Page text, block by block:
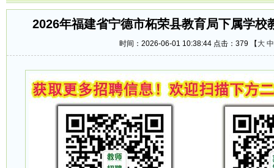
2026年福建省宁德市柘荣县教育局下属学校
时间：2026-06-01 10:38:44 点击： 379 【 大 中